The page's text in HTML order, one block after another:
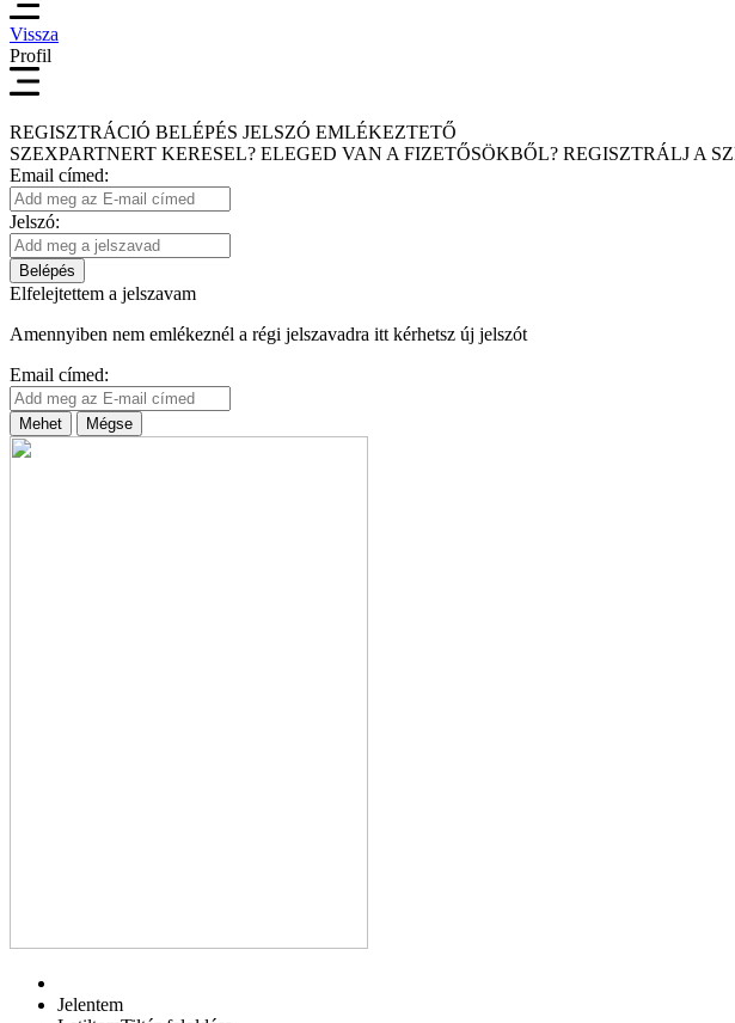
Vissza
Profil
REGISZTRÁCIÓ BELÉPÉS JELSZÓ EMLÉKEZTETŐ
SZEXPARTNERT KERESEL? ELEGED VAN A FIZETŐSÖKBŐL? REGISZTRÁLJ A
Email címed:
Jelszó:
Belépés
Elfelejtettem a jelszavam
Amennyiben nem emlékeznél a régi jelszavadra itt kérhetsz új jelszót
Email címed:
Mehet Mégse
Jelentem